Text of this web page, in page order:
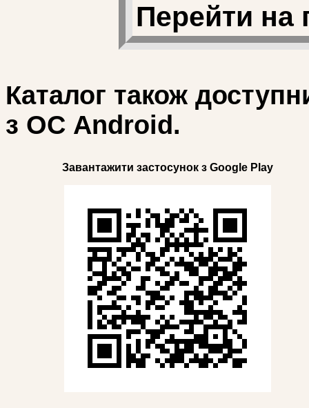
Перейти на
Каталог також
з ОС Android.
Завантажити застосунок з Google Play